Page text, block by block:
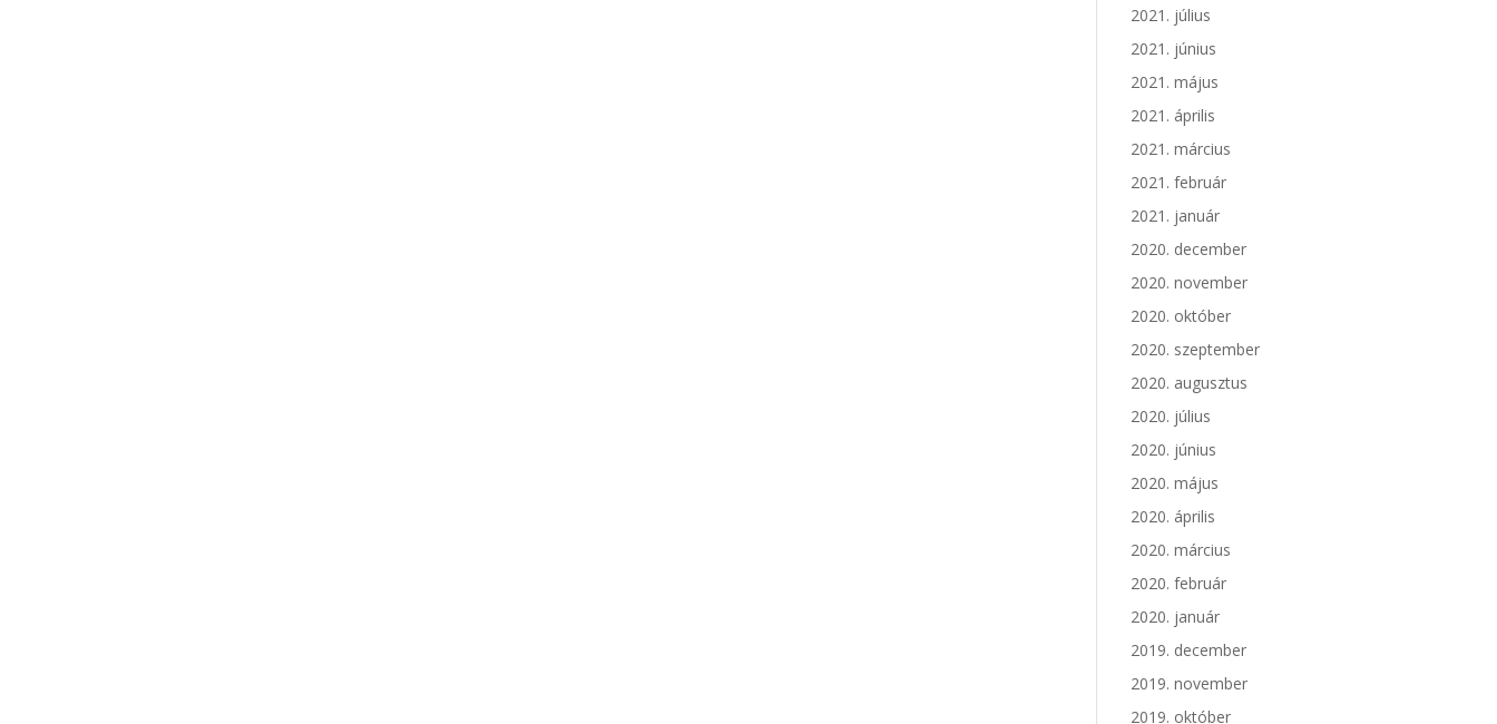
2021. július
2021. június
2021. május
2021. április
2021. március
2021. február
2021. január
2020. december
2020. november
2020. október
2020. szeptember
2020. augusztus
2020. július
2020. június
2020. május
2020. április
2020. március
2020. február
2020. január
2019. december
2019. november
2019. október